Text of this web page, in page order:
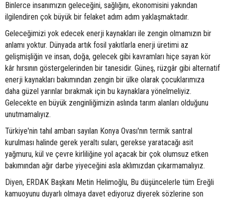
Binlerce insanımızın geleceğini, sağlığını, ekonomisini yakından
ilgilendiren çok büyük bir felaket adım adım yaklaşmaktadır.
Geleceğimizi yok edecek enerji kaynakları ile zengin olmamızın bir
anlamı yoktur. Dünyada artık fosil yakıtlarla enerji üretimi az
gelişmişliğin ve insan, doğa, gelecek gibi kavramları hiçe sayan kör
kâr hırsının göstergelerinden bir tanesidir. Güneş, rüzgâr gibi alternatif
enerji kaynakları bakımından zengin bir ülke olarak çocuklarımıza
daha güzel yarınlar bırakmak için bu kaynaklara yönelmeliyiz.
Gelecekte en büyük zenginliğimizin aslında tarım alanları olduğunu
unutmamalıyız.
Türkiye'nin tahıl ambarı sayılan Konya Ovası'nın termik santral
kurulması halinde gerek yeraltı suları, gerekse yaratacağı asit
yağmuru, kül ve çevre kirliliğine yol açacak bir çok olumsuz etken
bakımından ağır darbe yiyeceğini asla aklımızdan çıkarmamalıyız.
Diyen, ERDAK Başkanı Metin Helimoğlu, Bu düşüncelerle tüm Ereğli
kamuoyunu duyarlı olmaya davet ediyoruz diyerek sözlerine son